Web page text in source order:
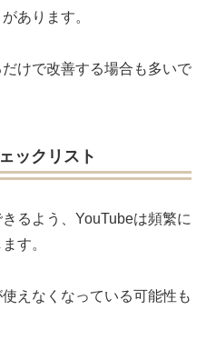
あります。
けで改善する場合も多いで
ックリスト
るよう、YouTubeは頻繁に
す。
えなくなっている可能性も